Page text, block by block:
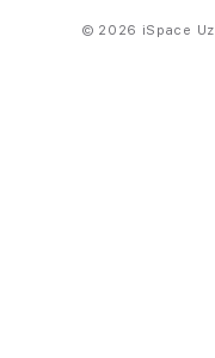
© 2026 iSpace